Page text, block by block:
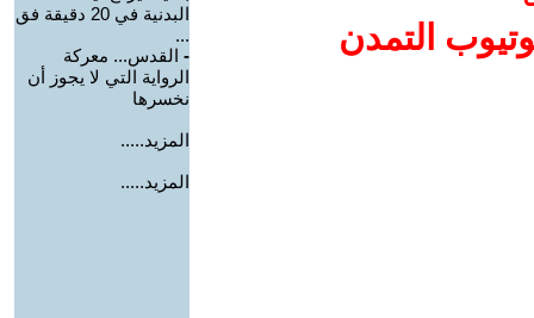
التمدن
البدنية في 20 دقيقة فق
...
- القدس... معركة
الرواية التي لا يجوز أن
نخسرها
المزيد.....
المزيد.....